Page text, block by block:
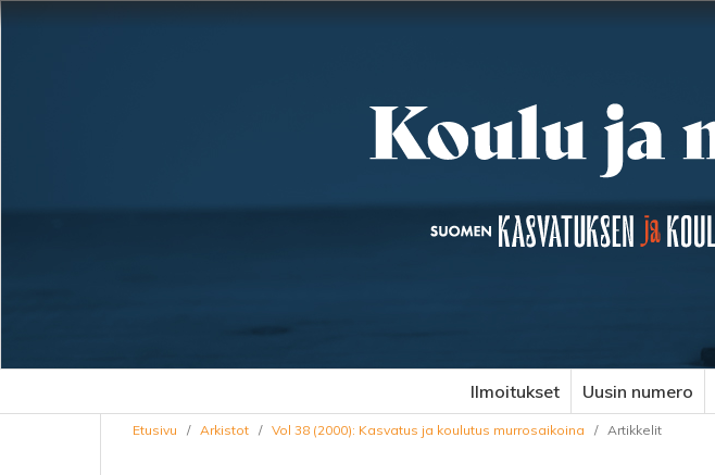
Ilmoitukset Uusin numero
Etusivu / Arkistot / Vol 38 (2000): Kasvatus ja koulutus murrosaikoina / Artikkelit